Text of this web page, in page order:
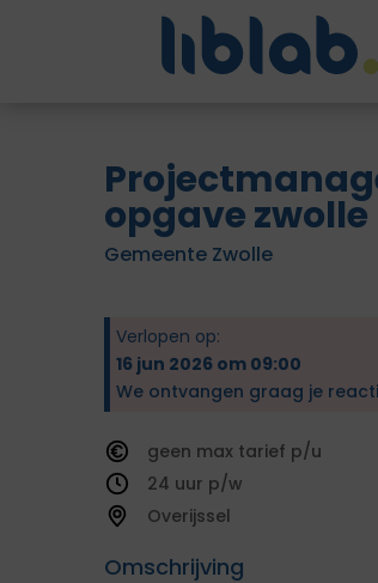
opgave zwolle
Gemeente Zwolle
Verlopen op:
16 jun 2026 om 09:00
We ontvangen graag je
geen
tarief
24
Overijssel
Omschrijving